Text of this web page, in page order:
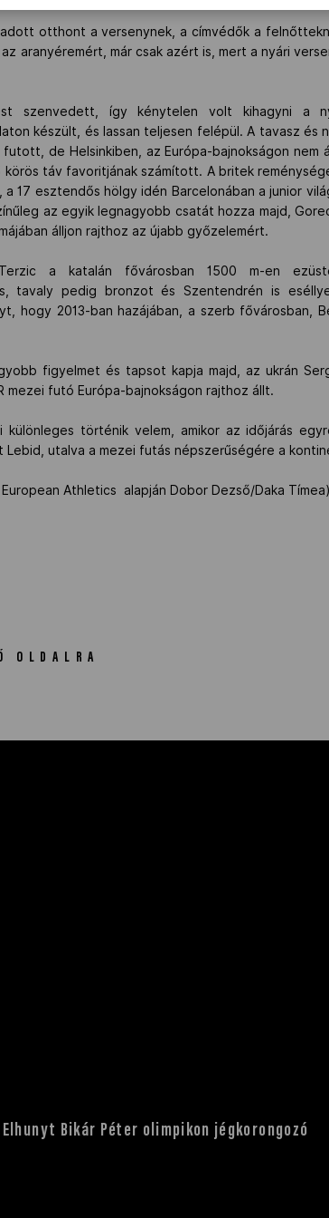
otthont a versenynek, a címvédők a
aranyéremért, már csak azért is, mert a nyári
szenvedett, így kénytelen volt kihagyni a
készült, és lassan teljesen felépül. A tavasz és
futott, de Helsinkiben, az Európa-bajnokságon
táv favoritjának számított. A britek
17 esztendős hölgy idén Barcelonában a junior
az egyik legnagyobb csatát hozza majd,
álljon rajthoz az újabb győzelemért.
a katalán fővárosban 1500 m-en
tavaly pedig bronzot és Szentendrén is
hogy 2013-ban hazájában, a szerb fővárosban,
figyelmet és tapsot kapja majd, az ukrán
mezei futó Európa-bajnokságon rajthoz állt.
különleges történik velem, amikor az időjárás
utalva a mezei futás népszerűségére a
European Athletics alapján Dobor Dezső/Daka Tímea)
OLDALRA
Elhunyt Bikár Péter olimpikon jégkorongozó